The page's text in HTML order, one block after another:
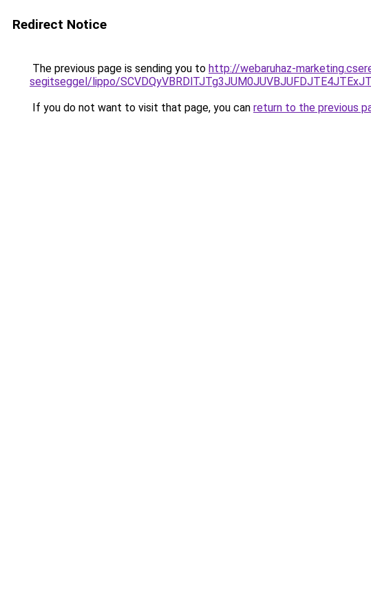
Redirect Notice
The previous page is sending you to http://webaruhaz-
segitseggel/lippo/
If you do not want to visit that page, you can return to the previous